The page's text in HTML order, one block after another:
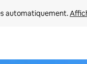
automatiquement.